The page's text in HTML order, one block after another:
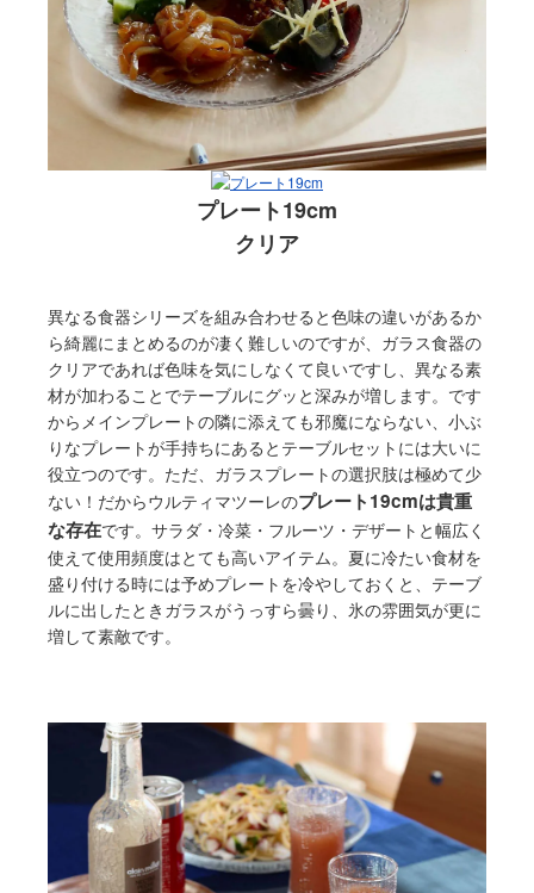
プレート19cm
クリア
異なる食器シリーズを組み合わせると色味の違いがあるか
ら綺麗にまとめるのが凄く難しいのですが、ガラス食器の
クリアであれば色味を気にしなくて良いですし、異なる素
材が加わることでテーブルにグッと深みが増します。です
からメインプレートの隣に添えても邪魔にならない、小ぶ
りなプレートが手持ちにあるとテーブルセットには大いに
役立つのです。ただ、ガラスプレートの選択肢は極めて少
ない！だからウルティマツーレのプレート19cmは貴重
な存在です。サラダ・冷菜・フルーツ・デザートと幅広く
使えて使用頻度はとても高いアイテム。夏に冷たい食材を
盛り付ける時には予めプレートを冷やしておくと、テーブ
ルに出したときガラスがうっすら曇り、氷の雰囲気が更に
増して素敵です。